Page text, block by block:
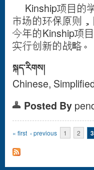
Kinship项目的
市场的环保原则
今年的Kinship项
实行创新的战略。
སྐད་རིགས།
Chinese,
Posted By
དྲ་ངོས།
« first ‹ previous 1 2 3